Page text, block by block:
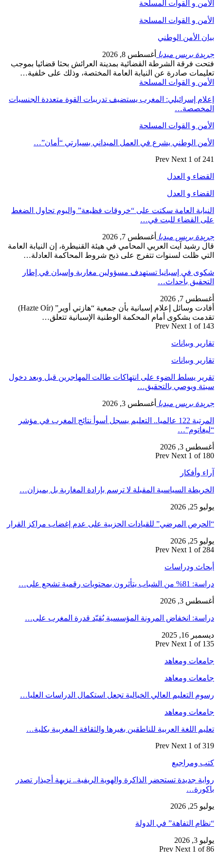
الأمن و القوات المسلحة
الأمن و القوات المسلحة
بيان الأمن الوطني
جريدة بريس ميديا أغسطس 8, 2026
فتحت فرقة الشرطة القضائية بمدينة العرائش بحثا قضائيا بموجب
تعليمات صادرة عن النيابة العامة المختصة، وذلك على خلفية…
الأمن و القوات المسلحة
إعلام إسرائيلي: المغرب يستضيف تدريبات القوة متعددة الجنسيات
المخصصة…
الأمن و القوات المسلحة
الأمن الوطني يشرع في العمل الميداني بسيارتي “أمان”…
Prev Next 1 of 241
القضاء و العدل
القضاء و العدل
النيابة العامة سكتت على “خروقات فظيعة” واليوم تحاول الضغط
على القضاء للبت في…
جريدة بريس ميديا أغسطس 7, 2026
قال رشيد آيت العربي المحامي في هيئة القنيطرة، إن النيابة العامة
التي ظلت لسنوات تتفرج على ذبح شروط المحاكمة العادلة…
شكوى في إسبانيا تستهدف مسؤولين مغاربة وإسبان في إطار
التحقيق بأحداث…
أغسطس 7, 2026
أفادت وسائل إعلام إسبانية بأن جمعية “هازتي أوير” (Hazte Oír)
تقدمت بشكوى أمام المحكمة الوطنية الإسبانية تتعلق…
Prev Next 1 of 143
تقارير وبيانات
تقارير وبيانات
تقرير يسلط الضوء على انتهاكات طالت المهاجرين قبل وبعد دخول
سبتة ويوصي بالتحقيق…
جريدة بريس ميديا أغسطس 3, 2026
المرتبة 122 عالميا.. التعليم يسجل أسوأ نتائج المغرب في مؤشر
“ليغاتوم”…
أغسطس 3, 2026
Prev Next 1 of 180
آراء وأفكار
الخريطة السياسية المقبلة لا ترسم بإرادة المغاربة بل بميزان…
يوليو 25, 2026
“الحرص المرضي” للقيادات الحزبية على عدم إغضاب مراكز القرار
يوليو 25, 2026
Prev Next 1 of 284
أبحاث ودراسات
دراسة: 81% من الشباب يتأثرون بمحتويات رقمية تشجع على…
أغسطس 3, 2026
دراسة: انخفاض المرونة المؤسسية يُقيّد قدرة المغرب على…
ديسمبر 16, 2025
Prev Next 1 of 135
جامعات ومعاهد
جامعات ومعاهد
رسوم التعليم العالي الخيالية تجعل استكمال الدراسات العليا…
جامعات ومعاهد
تعليم اللغة العربية للناطقين بغيرها والثقافة المغربية بكلية…
Prev Next 1 of 319
كتب ومراجيع
رواية جديدة تستحضر الذاكرة والهوية الريفية.. نزيهة أحيذار تصدر
باكورة…
يوليو 25, 2026
“نظام التفاهة” في الدولة
يوليو 3, 2026
Prev Next 1 of 86